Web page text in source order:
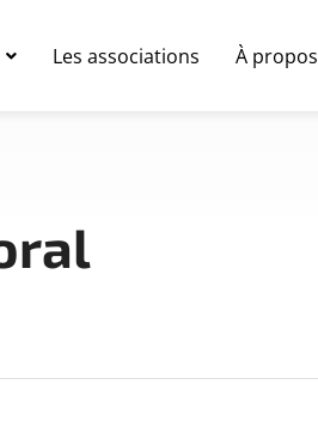
Les associations À propos